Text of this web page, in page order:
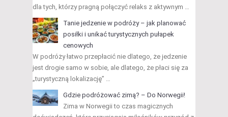
dla tych, którzy pragną połączyć relaks z aktywnym …
Tanie jedzenie w podróży – jak planować
posiłki i unikać turystycznych pułapek
cenowych
W podróży łatwo przepłacić nie dlatego, że jedzenie
jest drogie samo w sobie, ale dlatego, że płaci się za
„turystyczną lokalizację” …
Gdzie podróżować zimą? – Do Norwegii!
Zima w Norwegii to czas magicznych